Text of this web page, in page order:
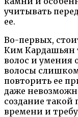
учитывать
ее.
Во-первых,
Ким Кардашьян
волос и умения
волосы
повторить ее
даже
создание такой
времени и